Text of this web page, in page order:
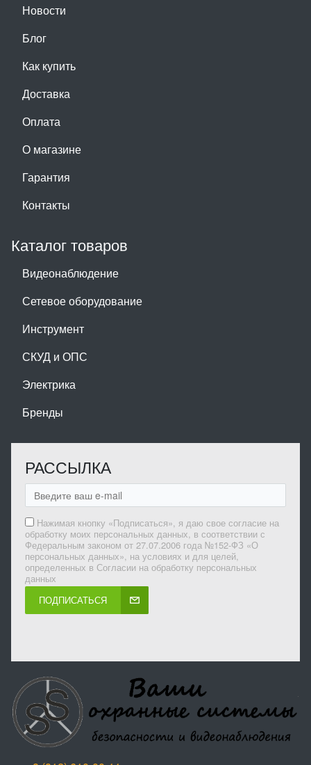
Новости
Блог
Как купить
Доставка
Оплата
О магазине
Гарантия
Контакты
Каталог товаров
Видеонаблюдение
Сетевое оборудование
Инструмент
СКУД и ОПС
Электрика
Бренды
РАССЫЛКА
Нажимая кнопку «Подписаться», я даю свое согласие на
обработку моих персональных данных, в соответствии с
Федеральным законом от 27.07.2006 года №152-ФЗ «О
персональных данных», на условиях и для целей,
определенных в Согласии на обработку персональных
данных
ПОДПИСАТЬСЯ